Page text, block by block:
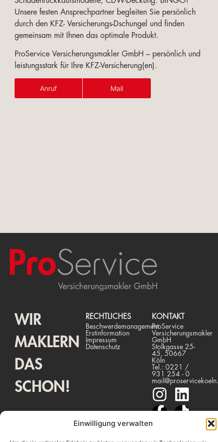
Einwilligung verwalten
Unsere festen Ansprechpartner begleiten Sie persönlich
durch den KFZ- Versicherungs-Dschungel und finden
gemeinsam mit Ihnen das optimale Produkt.
ProService Versicherungsmakler GmbH – persönlich und
leistungsstark für Ihre KFZ-Versicherung(en).
Anruf Mail
WIR
MAKLERN
DAS
SCHON!
RECHTLICHES
Beschwerdemanagement
Erstinformation
Impressum
Datenschutz
KONTAKT
ProService
Versicherungsmakler
GmbH
Stolkgasse 25-
45, 50667
Köln
Tel.: 0221 /
931 254 - 0